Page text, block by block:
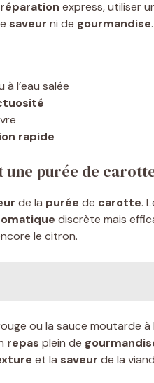
express, utiliser
saveur ni de gourmandise.
à l’eau salée
rapide
une purée de
de la purée de carotte.
discrète mais
le citron.
ou la sauce moutarde à
repas plein de
et la saveur de la